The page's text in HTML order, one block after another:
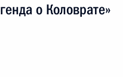
о Коловрате»